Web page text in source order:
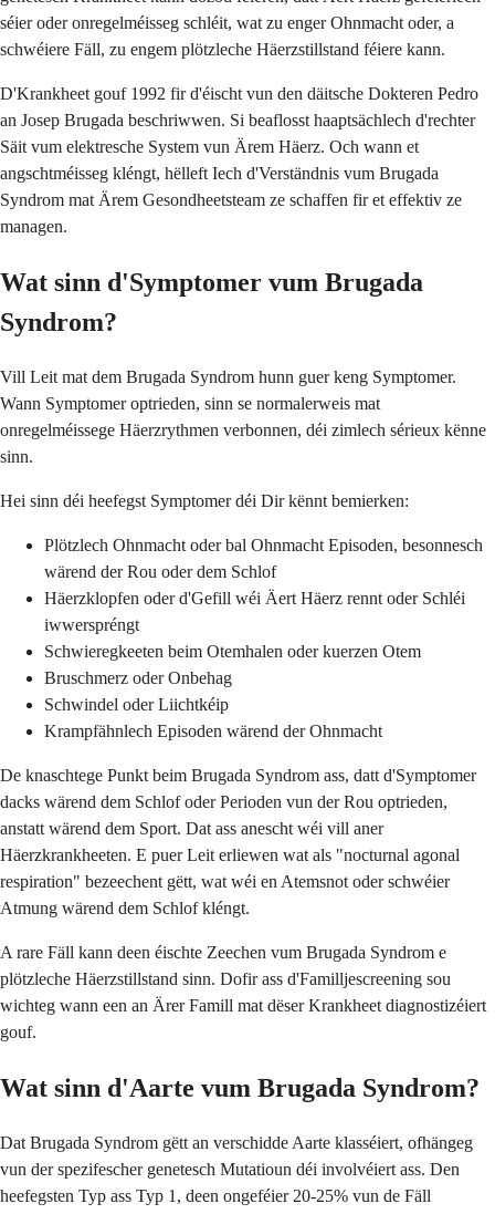
séier oder onregelméisseg schléit, wat zu enger Ohnmacht oder, a
schwéiere Fäll, zu engem plötzleche Häerzstillstand féiere kann.
D'Krankheet gouf 1992 fir d'éischt vun den däitsche Dokteren Pedro
an Josep Brugada beschriwwen. Si beaflosst haaptsächlech d'rechter
Säit vum elektresche System vun Ärem Häerz. Och wann et
angschtméisseg kléngt, hëlleft Iech d'Verständnis vum Brugada
Syndrom mat Ärem Gesondheetsteam ze schaffen fir et effektiv ze
managen.
Wat sinn d'Symptomer vum Brugada
Syndrom?
Vill Leit mat dem Brugada Syndrom hunn guer keng Symptomer.
Wann Symptomer optrieden, sinn se normalerweis mat
onregelméissege Häerzrythmen verbonnen, déi zimlech sérieux kënne
sinn.
Hei sinn déi heefegst Symptomer déi Dir kënnt bemierken:
Plötzlech Ohnmacht oder bal Ohnmacht Episoden, besonnesch
wärend der Rou oder dem Schlof
Häerzklopfen oder d'Gefill wéi Äert Häerz rennt oder Schléi
iwwerspréngt
Schwieregkeeten beim Otemhalen oder kuerzen Otem
Bruschmerz oder Onbehag
Schwindel oder Liichtkéip
Krampfähnlech Episoden wärend der Ohnmacht
De knaschtege Punkt beim Brugada Syndrom ass, datt d'Symptomer
dacks wärend dem Schlof oder Perioden vun der Rou optrieden,
anstatt wärend dem Sport. Dat ass anescht wéi vill aner
Häerzkrankheeten. E puer Leit erliewen wat als "nocturnal agonal
respiration" bezeechent gëtt, wat wéi en Atemsnot oder schwéier
Atmung wärend dem Schlof kléngt.
A rare Fäll kann deen éischte Zeechen vum Brugada Syndrom e
plötzleche Häerzstillstand sinn. Dofir ass d'Familljescreening sou
wichteg wann een an Ärer Famill mat dëser Krankheet diagnostizéiert
gouf.
Wat sinn d'Aarte vum Brugada Syndrom?
Dat Brugada Syndrom gëtt an verschidde Aarte klasséiert, ofhängeg
vun der spezifescher genetesch Mutatioun déi involvéiert ass. Den
heefegsten Typ ass Typ 1, deen ongeféier 20-25% vun de Fäll